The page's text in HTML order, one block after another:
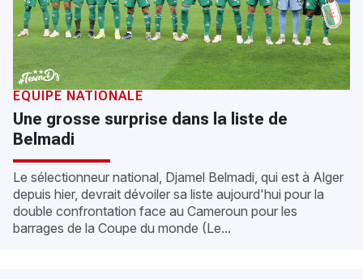
EQUIPE NATIONALE
Une grosse surprise dans la liste de
Belmadi
Le sélectionneur national, Djamel Belmadi, qui est à Alger
depuis hier, devrait dévoiler sa liste aujourd'hui pour la
double confrontation face au Cameroun pour les
barrages de la Coupe du monde (Le...